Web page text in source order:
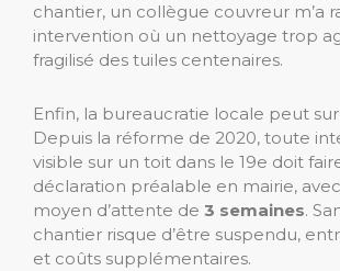
chantier, un collègue couvreur m’a
intervention où un nettoyage trop
fragilisé des tuiles centenaires.
Enfin, la bureaucratie locale peut
Depuis la réforme de 2020, toute
visible sur un toit dans le 19e doit
déclaration préalable en mairie,
moyen d’attente de 3 semaines.
chantier risque d’être suspendu,
et coûts supplémentaires.